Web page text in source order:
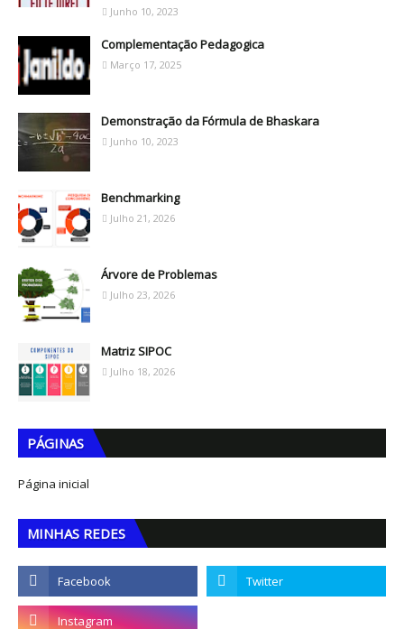
Junho 10, 2023
Complementação Pedagogica
Março 17, 2025
Demonstração da Fórmula de Bhaskara
Junho 10, 2023
Benchmarking
Julho 21, 2026
Árvore de Problemas
Julho 23, 2026
Matriz SIPOC
Julho 18, 2026
PÁGINAS
Página inicial
MINHAS REDES